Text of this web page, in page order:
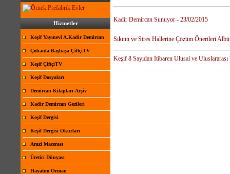
Hizmetler
Keşif Yayınevi A.Kadir Demircan
Çobanla Başbaşa ÇiftçiTV
Keşif ÇiftçiTV
Keşif Dosyaları
Demircan Kitapları-Arşiv
Kadir Demircan Gezileri
Keşif Dergisi
Keşif Dergisi Okurları
Arazi Macerası
Üretici Dünyası
Hayatım Orman
Kadir Demircan Sunuyor - 23/02/2015
Sıkıntı ve Stres Hallerine Çözüm Önerileri
Keşif 8 Sayıdan İtibaren Ulusal ve Uluslararası